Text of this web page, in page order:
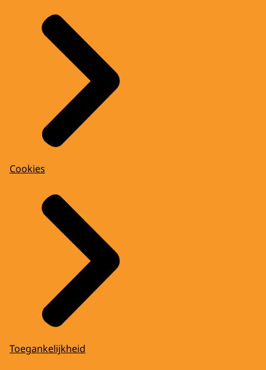
Cookies
Toegankelijkheid